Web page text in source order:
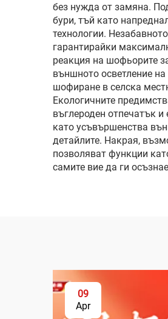
без нужда от замяна.
бури, тъй като
технологии.
гарантирайки
реакция на шофьорите
външното осветление
шофиране в селска
Екологичните
въглероден отпечатък
като усъвършенства
детайлите. Накрая,
позволяват функции
самите вие да ги
09
Apr